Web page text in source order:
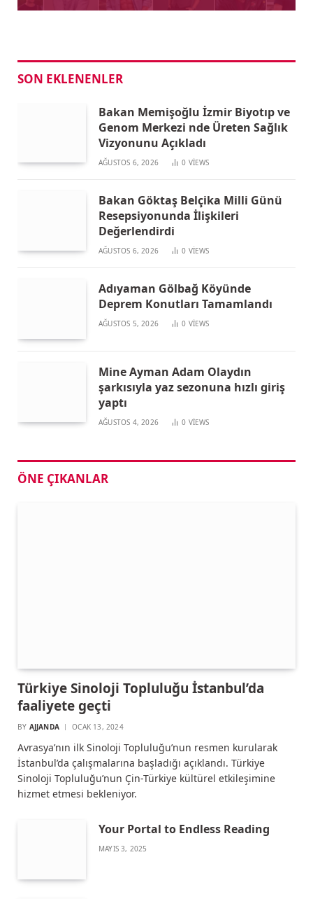
SON EKLENENLER
Bakan Memişoğlu İzmir Biyotıp ve
Genom Merkezi nde Üreten Sağlık
Vizyonunu Açıkladı
AĞUSTOS 6, 2026 0 VIEWS
Bakan Göktaş Belçika Milli Günü
Resepsiyonunda İlişkileri
Değerlendirdi
AĞUSTOS 6, 2026 0 VIEWS
Adıyaman Gölbağ Köyünde
Deprem Konutları Tamamlandı
AĞUSTOS 5, 2026 0 VIEWS
Mine Ayman Adam Olaydın
şarkısıyla yaz sezonuna hızlı giriş
yaptı
AĞUSTOS 4, 2026 0 VIEWS
ÖNE ÇIKANLAR
Türkiye Sinoloji Topluluğu İstanbul’da
faaliyete geçti
BY AJJANDA OCAK 13, 2024
Avrasya’nın ilk Sinoloji Topluluğu’nun resmen kurularak
İstanbul’da çalışmalarına başladığı açıklandı. Türkiye
Sinoloji Topluluğu’nun Çin-Türkiye kültürel etkileşimine
hizmet etmesi bekleniyor.
Your Portal to Endless Reading
MAYIS 3, 2025